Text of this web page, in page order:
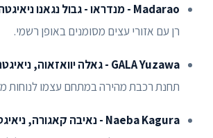
Madarao - מנדראו - גבול נגאנו ניאיגטה
רן עם אזורי עצים מסומנים באופן רשמי.
GALA Yuzawa - גאלה יוואזאוה, ניאיגטה
תחנת רכבת מהירה במתחם עצמו לנוחות
Naeba Kagura - נאיבה קאגורה, ניאיגטה -